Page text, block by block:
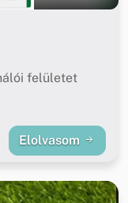
felületet
Elolvasom